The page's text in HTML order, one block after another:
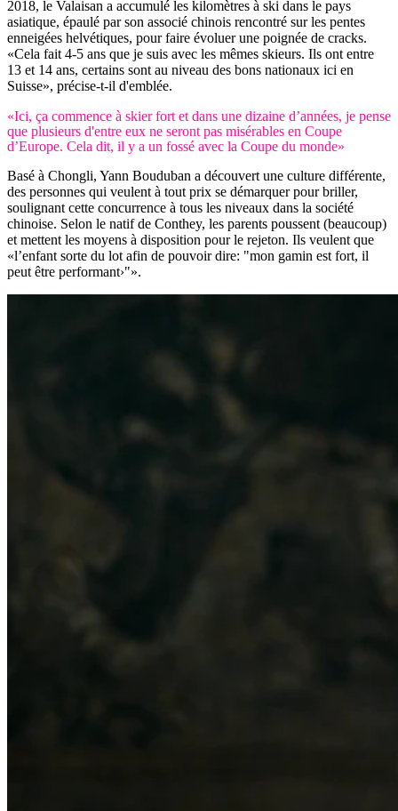
2018, le Valaisan a accumulé les kilomètres à ski dans le pays
asiatique, épaulé par son associé chinois rencontré sur les pentes
enneigées helvétiques, pour faire évoluer une poignée de cracks.
«Cela fait 4-5 ans que je suis avec les mêmes skieurs. Ils ont entre
13 et 14 ans, certains sont au niveau des bons nationaux ici en
Suisse», précise-t-il d'emblée.
«Ici, ça commence à skier fort et dans une dizaine d’années, je pense
que plusieurs d'entre eux ne seront pas misérables en Coupe
d’Europe. Cela dit, il y a un fossé avec la Coupe du monde»
Basé à Chongli, Yann Bouduban a découvert une culture différente,
des personnes qui veulent à tout prix se démarquer pour briller,
soulignant cette concurrence à tous les niveaux dans la société
chinoise. Selon le natif de Conthey, les parents poussent (beaucoup)
et mettent les moyens à disposition pour le rejeton. Ils veulent que
«l’enfant sorte du lot afin de pouvoir dire: "mon gamin est fort, il
peut être performant›"».